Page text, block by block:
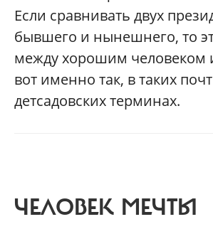
Если сравнивать двух
бывшего и нынешнего, то
между хорошим
вот именно так, в таких
детсадовских терминах.
ЧЕЛОВЕК МЕЧТЫ